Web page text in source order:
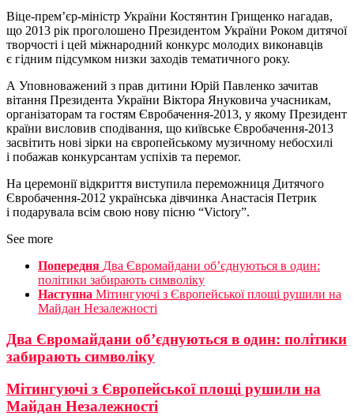
Віце-прем’єр-міністр України Костянтин Грищенко нагадав,
що 2013 рік проголошено Президентом України Роком дитячої
творчості і цей міжнародний конкурс молодих виконавців
є гідним підсумком низки заходів тематичного року.
А Уповноважений з прав дитини Юрій Павленко зачитав
вітання Президента України Віктора Януковича учасникам,
організаторам та гостям Євробачення-2013, у якому Президент
країни висловив сподівання, що київське Євробачення-2013
засвітить нові зірки на європейському музичному небосхилі
і побажав конкурсантам успіхів та перемог.
На церемонії відкриття виступила переможниця Дитячого
Євробачення-2012 українська дівчинка Анастасія Петрик
і подарувала всім свою нову пісню “Victory”.
See more
Попередня Два Євромайдани об’єднуються в один:
політики забирають символіку
Наступна Мітингуючі з Європейської площі рушили на
Майдан Незалежності
Два Євромайдани об’єднуються в один: політики
забирають символіку
Мітингуючі з Європейської площі рушили на
Майдан Незалежності